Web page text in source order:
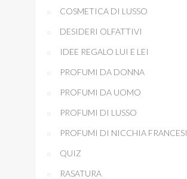
COSMETICA DI LUSSO
DESIDERI OLFATTIVI
IDEE REGALO LUI E LEI
PROFUMI DA DONNA
PROFUMI DA UOMO
PROFUMI DI LUSSO
PROFUMI DI NICCHIA FRANCESI
QUIZ
RASATURA